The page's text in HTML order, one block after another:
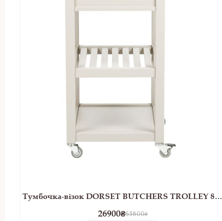
Тумбочка-візок DORSET BUTCHERS TROLLEY 86*65*45 (White)
26900₴53800₴